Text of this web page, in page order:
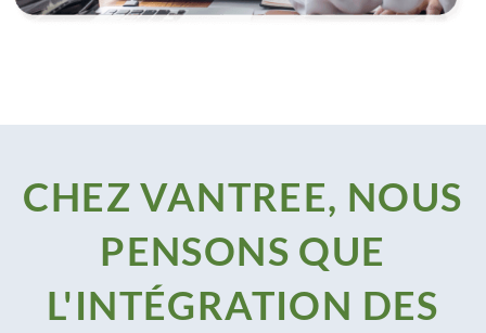
CHEZ VANTREE, NOUS
PENSONS QUE
L'INTÉGRATION DES